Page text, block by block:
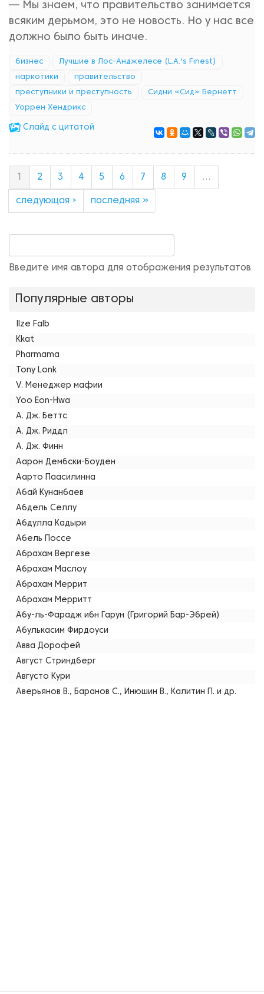
— Мы знаем, что правительство занимается
всяким дерьмом, это не новость. Но у нас все
должно было быть иначе.
бизнес Лучшие в Лос-Анджелесе (L.A.'s Finest)
наркотики правительство
преступники и преступность Сидни «Сид» Бернетт
Уоррен Хендрикс
Cлайд с цитатой
2 3 4 5 6 7 8 9 …
следующая › последняя »
Введите имя автора для отображения результатов
Популярные авторы
Ilze Falb
Kkat
Pharmama
Tony Lonk
V. Менеджер мафии
Yoo Eon-Hwa
А. Дж. Беттс
А. Дж. Риддл
А. Дж. Финн
Аарон Дембски-Боуден
Аарто Паасилинна
Абай Кунанбаев
Абдель Селлу
Абдулла Кадыри
Абель Поссе
Абрахам Вергезе
Абрахам Маслоу
Абрахам Меррит
Абрахам Мерритт
Абу-ль-Фарадж ибн Гарун (Григорий Бар-Эбрей)
Абулькасим Фирдоуси
Авва Дорофей
Август Стриндберг
Августо Кури
Аверьянов В., Баранов С., Инюшин В., Калитин П. и др.